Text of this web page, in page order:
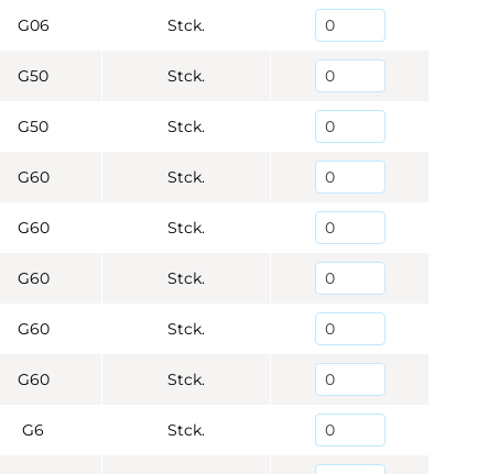
G06 Stck.
G50 Stck.
G50 Stck.
G60 Stck.
G60 Stck.
G60 Stck.
G60 Stck.
G60 Stck.
G6 Stck.